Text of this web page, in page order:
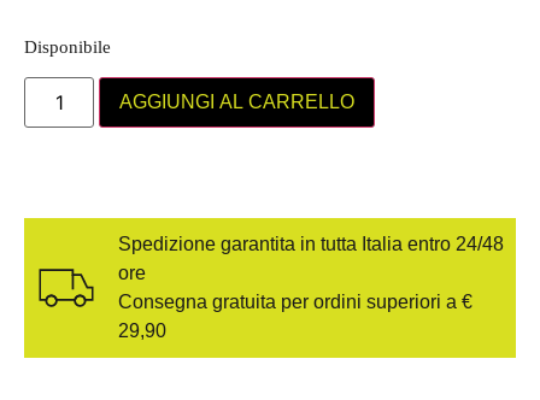
Disponibile
AGGIUNGI AL CARRELLO
Spedizione garantita in tutta Italia entro 24/48
ore
Consegna gratuita per ordini superiori a €
29,90